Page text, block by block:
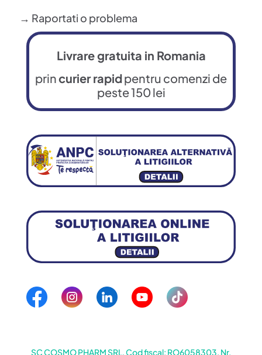
→ Raportati o problema
Livrare gratuita in Romania
princurier rapidpentru comenzi de
peste 150 lei
SC COSMO PHARM SRL, Cod fiscal: RO6058303, Nr.